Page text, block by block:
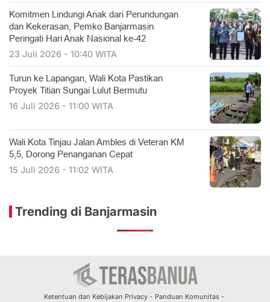
Komitmen Lindungi Anak dari Perundungan
dan Kekerasan, Pemko Banjarmasin
Peringati Hari Anak Nasional ke-42
23 Juli 2026 - 10:40 WITA
Turun ke Lapangan, Wali Kota Pastikan
Proyek Titian Sungai Lulut Bermutu
16 Juli 2026 - 11:00 WITA
​Wali Kota Tinjau Jalan Ambles di Veteran KM
5,5, Dorong Penanganan Cepat
15 Juli 2026 - 11:02 WITA
Trending di Banjarmasin
Ketentuan dan Kebijakan Privacy Panduan Komunitas